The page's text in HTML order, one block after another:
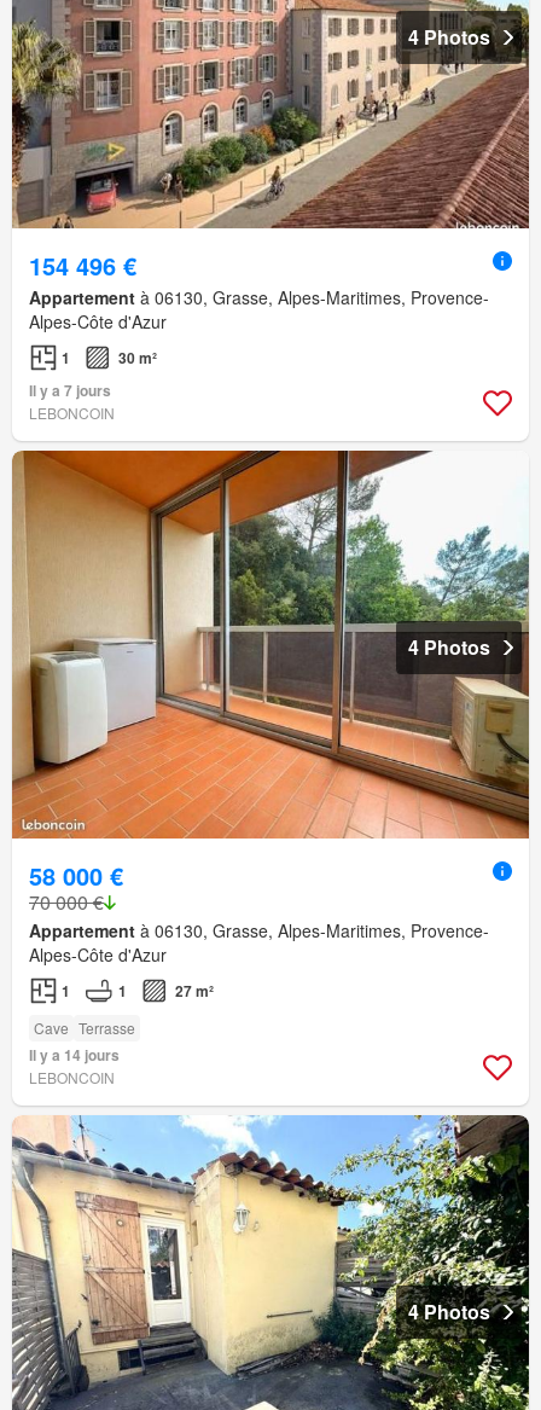
4 Photos
154 496 €
Appartement à 06130, Grasse, Alpes-Maritimes, Provence-
Alpes-Côte d'Azur
1
30 m²
Il y a 7 jours
LEBONCOIN
4 Photos
58 000 €
70 000 €
Appartement à 06130, Grasse, Alpes-Maritimes, Provence-
Alpes-Côte d'Azur
1 1 27 m²
Cave Terrasse
Il y a 14 jours
LEBONCOIN
4 Photos